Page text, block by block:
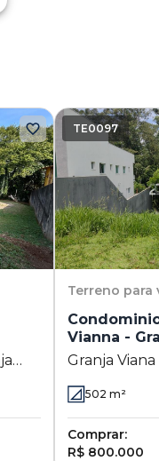
TE0097
Terreno para
Vianna -
Granja Viana
502 m²
Comprar:
R$ 800.000